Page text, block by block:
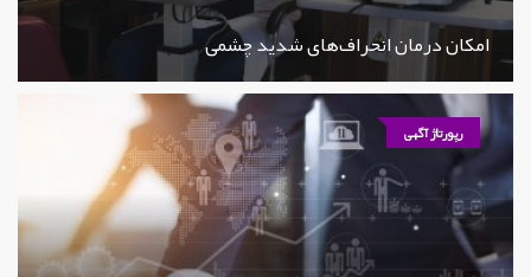
امکان درمان انحراف‌های شدید چشمی
رپورتاژ آگهی